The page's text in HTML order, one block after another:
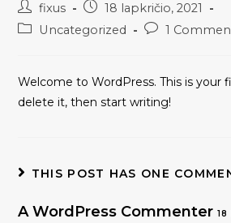
fixus
18 lapkričio, 2021
Uncategorized
1
Welcome to WordPress. This is your
delete it, then start writing!
THIS POST HAS ONE
A WordPress Commenter 18